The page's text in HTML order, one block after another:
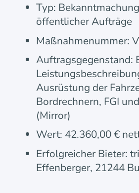
Typ:
öffentlicher Aufträge
Maßnahmenummer:
Auftragsgegenstand:
Ausrüstung der
Bordrechnern, FGI
(Mirror)
Wert: 42.360,00 €
Erfolgreicher Bieter:
Effenberger, 21244